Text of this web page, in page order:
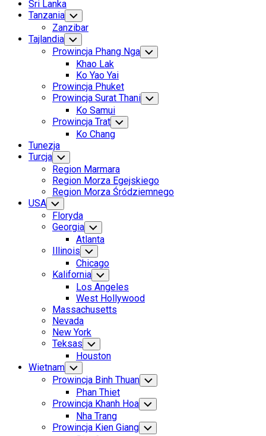
Sri Lanka
Tanzania Toggle
Child
Menu
Zanzibar
Tajlandia Toggle
Child
Menu
Prowincja Phang Nga Toggle
Child
Khao Lak
Ko Yao Yai
Prowincja Phuket
Prowincja Surat Thani Toggle
Child
Ko Samui
Prowincja Trat Toggle
Child
Menu
Ko Chang
Tunezja
Turcja Toggle
Child
Menu
Region Marmara
Region Morza Egejskiego
Region Morza Śródziemnego
USA Toggle
Child
Menu
Floryda
Georgia Toggle
Child
Menu
Atlanta
Illinois Toggle
Child
Menu
Chicago
Kalifornia Toggle
Child
Menu
Los Angeles
West Hollywood
Massachusetts
Nevada
New York
Teksas Toggle
Child
Menu
Houston
Current
Page
Wietnam Toggle
Child
Menu
Prowincja Binh Thuan Toggle
Child
Menu
Phan Thiet
Current
Page:
Prowincja Khanh Hoa Toggle
Child
Menu
Nha Trang
Prowincja Kien Giang Toggle